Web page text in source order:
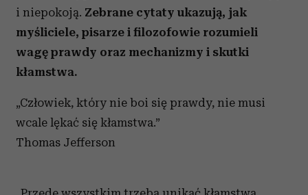
i niepokoją. Zebrane cytaty ukazują, jak
myśliciele, pisarze i filozofowie rozumieli
wagę prawdy oraz mechanizmy i skutki
kłamstwa.
„Człowiek, który nie boi się prawdy, nie musi
wcale lękać się kłamstwa.”
Thomas Jefferson